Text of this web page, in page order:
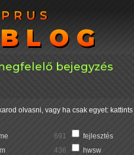
bejegyzés
olvasni, vagy ha csak egyet: kattints
691
fejlesztés
436
hwsw